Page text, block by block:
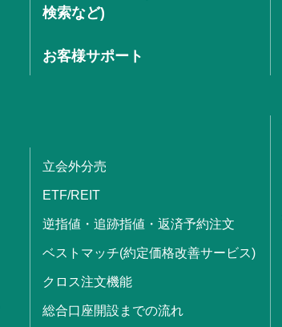
検索など)
お客様サポート
立会外分売
ETF/REIT
逆指値・追跡指値・返済予約注文
ベストマッチ(約定価格改善サービス)
クロス注文機能
総合口座開設までの流れ